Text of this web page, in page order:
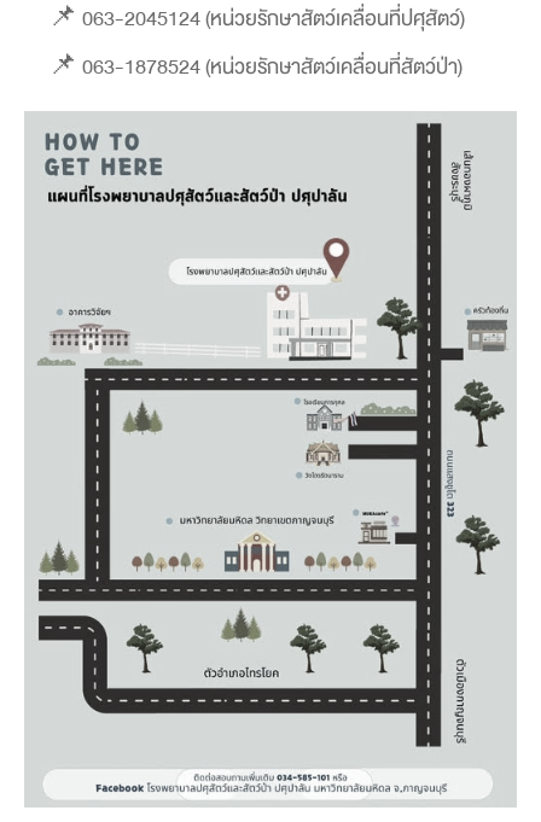
📌 063-2045124 (หน่วยรักษาสัตว์เคลื่อนที่ปศุสัตว์)
📌 063-1878524 (หน่วยรักษาสัตว์เคลื่อนที่สัตว์ป่า)